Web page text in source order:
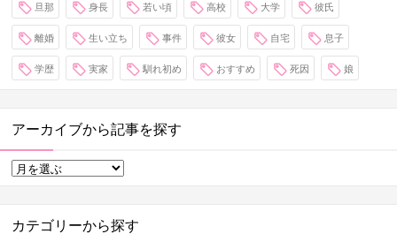
旦那 身長 若い頃 高校 大学 彼氏
離婚 生い立ち 事件 彼女 自宅 息子
学歴 実家 馴れ初め おすすめ 死因 娘
アーカイブから記事を探す
カテゴリーから探す